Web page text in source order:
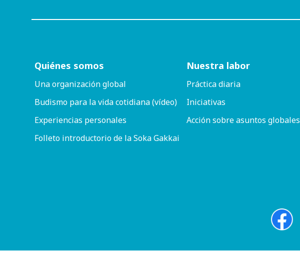
Quiénes somos
Una organización global
Budismo para la vida cotidiana (vídeo)
Experiencias personales
Folleto introductorio de la Soka Gakkai
Nuestra labor
Práctica diaria
Iniciativas
Acción sobre asuntos globales